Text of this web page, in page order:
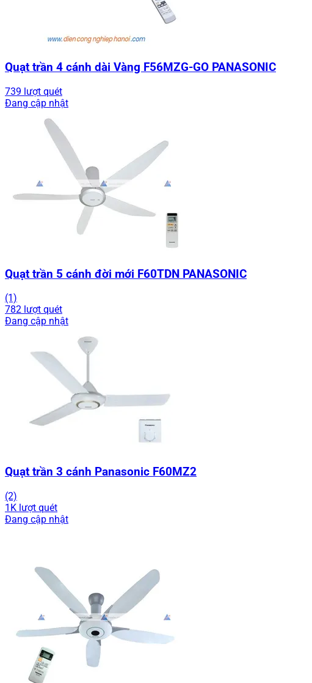
Quạt trần 4 cánh dài Vàng F56MZG-GO PANASONIC
739 lượt quét
Đang cập nhật
Quạt trần 5 cánh đời mới F60TDN PANASONIC
(1)
782 lượt quét
Đang cập nhật
Quạt trần 3 cánh Panasonic F60MZ2
(2)
1K lượt quét
Đang cập nhật